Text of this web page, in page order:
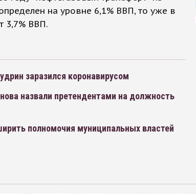
на уровне 6,1% ВВП, то уже в
3,7% ВВП.
заразился коронавирусом
назвали претендентами на должность
полномочия муниципальных властей